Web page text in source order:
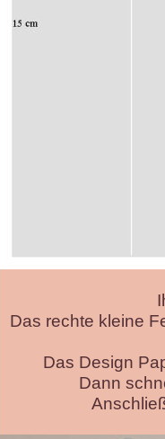
Das rechte kleine
Das Design
Dann